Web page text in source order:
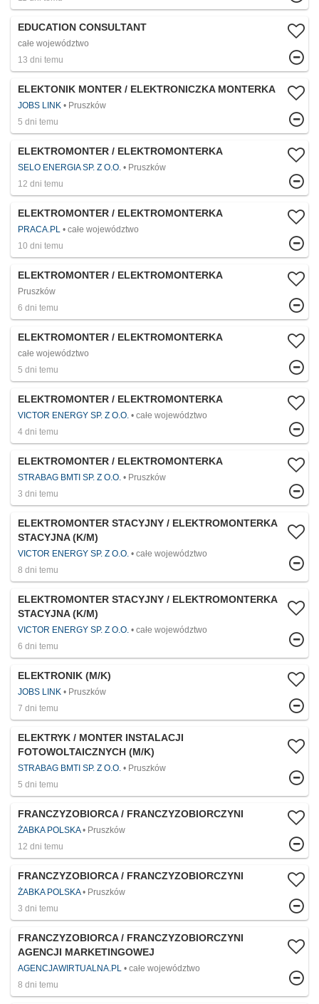
EDUCATION CONSULTANT
całe województwo
13 dni temu
ELEKTONIK MONTER / ELEKTRONICZKA MONTERKA
JOBS LINK
Pruszków
5 dni temu
ELEKTROMONTER / ELEKTROMONTERKA
SELO ENERGIA SP. Z O.O.
Pruszków
12 dni temu
ELEKTROMONTER / ELEKTROMONTERKA
PRACA.PL
całe województwo
10 dni temu
ELEKTROMONTER / ELEKTROMONTERKA
Pruszków
6 dni temu
ELEKTROMONTER / ELEKTROMONTERKA
całe województwo
5 dni temu
ELEKTROMONTER / ELEKTROMONTERKA
VICTOR ENERGY SP. Z O.O.
całe województwo
4 dni temu
ELEKTROMONTER / ELEKTROMONTERKA
STRABAG BMTI SP. Z O.O.
Pruszków
3 dni temu
ELEKTROMONTER STACYJNY / ELEKTROMONTERKA
STACYJNA (K/M)
VICTOR ENERGY SP. Z O.O.
całe województwo
8 dni temu
ELEKTROMONTER STACYJNY / ELEKTROMONTERKA
STACYJNA (K/M)
VICTOR ENERGY SP. Z O.O.
całe województwo
6 dni temu
ELEKTRONIK (M/K)
JOBS LINK
Pruszków
7 dni temu
ELEKTRYK / MONTER INSTALACJI
FOTOWOLTAICZNYCH (M/K)
STRABAG BMTI SP. Z O.O.
Pruszków
5 dni temu
FRANCZYZOBIORCA / FRANCZYZOBIORCZYNI
ŻABKA POLSKA
Pruszków
12 dni temu
FRANCZYZOBIORCA / FRANCZYZOBIORCZYNI
ŻABKA POLSKA
Pruszków
3 dni temu
FRANCZYZOBIORCA / FRANCZYZOBIORCZYNI
AGENCJI MARKETINGOWEJ
AGENCJAWIRTUALNA.PL
całe województwo
8 dni temu